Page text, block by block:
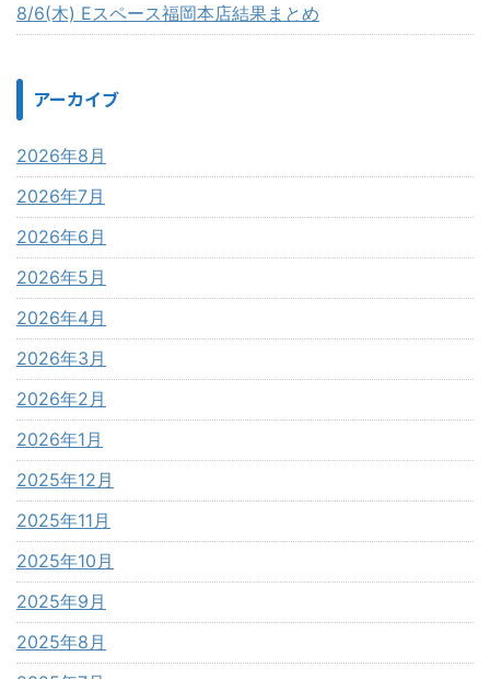
8/6(木) Eスペース福岡本店結果まとめ
アーカイブ
2026年8月
2026年7月
2026年6月
2026年5月
2026年4月
2026年3月
2026年2月
2026年1月
2025年12月
2025年11月
2025年10月
2025年9月
2025年8月